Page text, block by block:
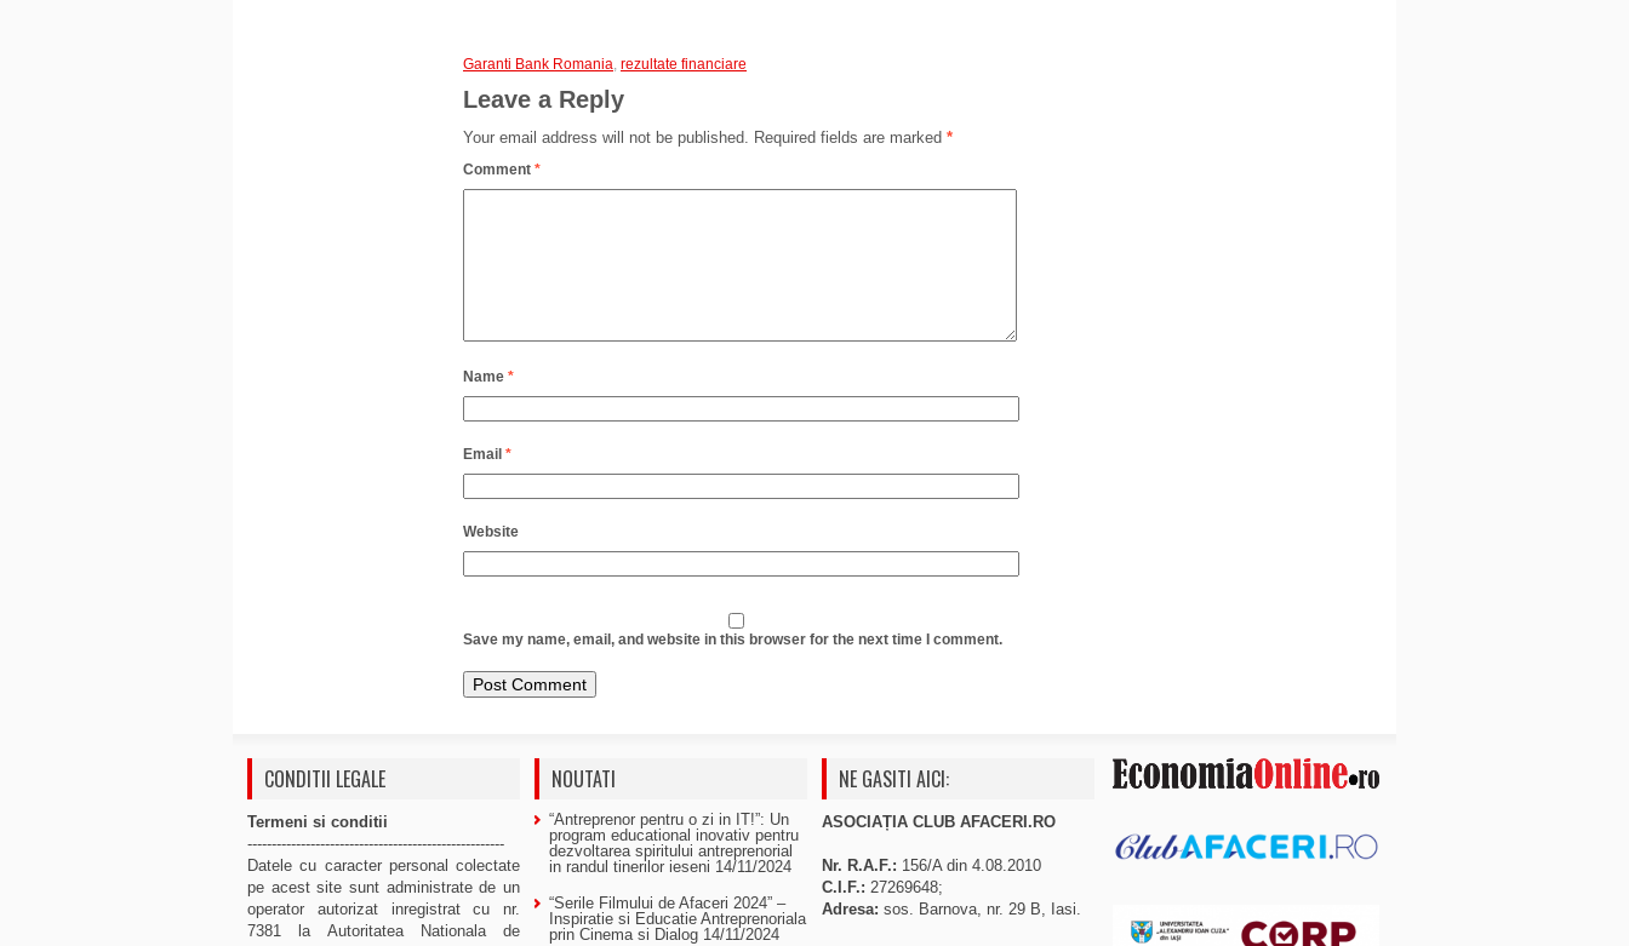
Garanti Bank Romania, rezultate financiare
Leave a Reply
Your email address will not be published. Required fields are marked *
Comment *
Name *
Email *
Website
Save my name, email, and website in this browser for the next time I comment.
CONDITII LEGALE
Termeni si conditii
-----------------------------------------------------
Datele cu caracter personal colectate
pe acest site sunt administrate de un
operator autorizat inregistrat cu nr.
7381 la Autoritatea Nationala de
NOUTATI
“Antreprenor pentru o zi in IT!”: Un
program educational inovativ pentru
dezvoltarea spiritului antreprenorial
in randul tinerilor ieseni 14/11/2024
“Serile Filmului de Afaceri 2024” –
Inspiratie si Educatie Antreprenoriala
prin Cinema si Dialog 14/11/2024
NE GASITI AICI:
ASOCIAȚIA CLUB AFACERI.RO
Nr. R.A.F.: 156/A din 4.08.2010
C.I.F.: 27269648;
Adresa: sos. Barnova, nr. 29 B, Iasi.